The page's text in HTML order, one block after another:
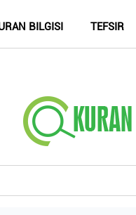
BILGISI TEFSIR